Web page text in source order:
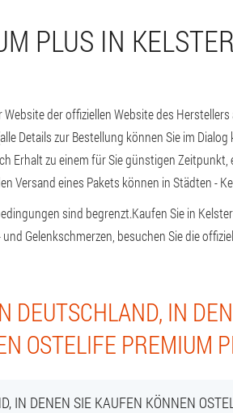
PLUS IN
der offiziellen Website des Herstellers
Details zur Bestellung können Sie im Dialog
Erhalt zu einem für Sie günstigen
Versand eines Pakets können in Städten -
sind begrenzt.Kaufen Sie in
Gelenkschmerzen, besuchen Sie die
DEUTSCHLAND, IN
OSTELIFE PREMIUM
IN DENEN SIE KAUFEN KÖNNEN